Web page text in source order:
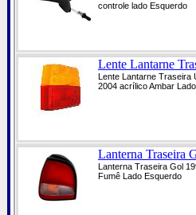
controle lado Esquerdo
Lente Lantarne
Lente Lantarne Traseira
2004 acrílico Ambar
Lanterna Traseira
Lanterna Traseira Gol
Fumê Lado Esquerdo